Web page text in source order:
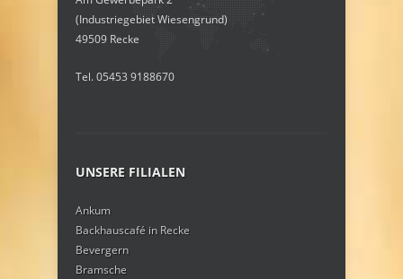
(Industriegebiet Wiesengrund)
49509 Recke
Tel. 05453 9188670
UNSERE FILIALEN
Ankum
Backhauscafé in Recke
Bevergern
Bramsche